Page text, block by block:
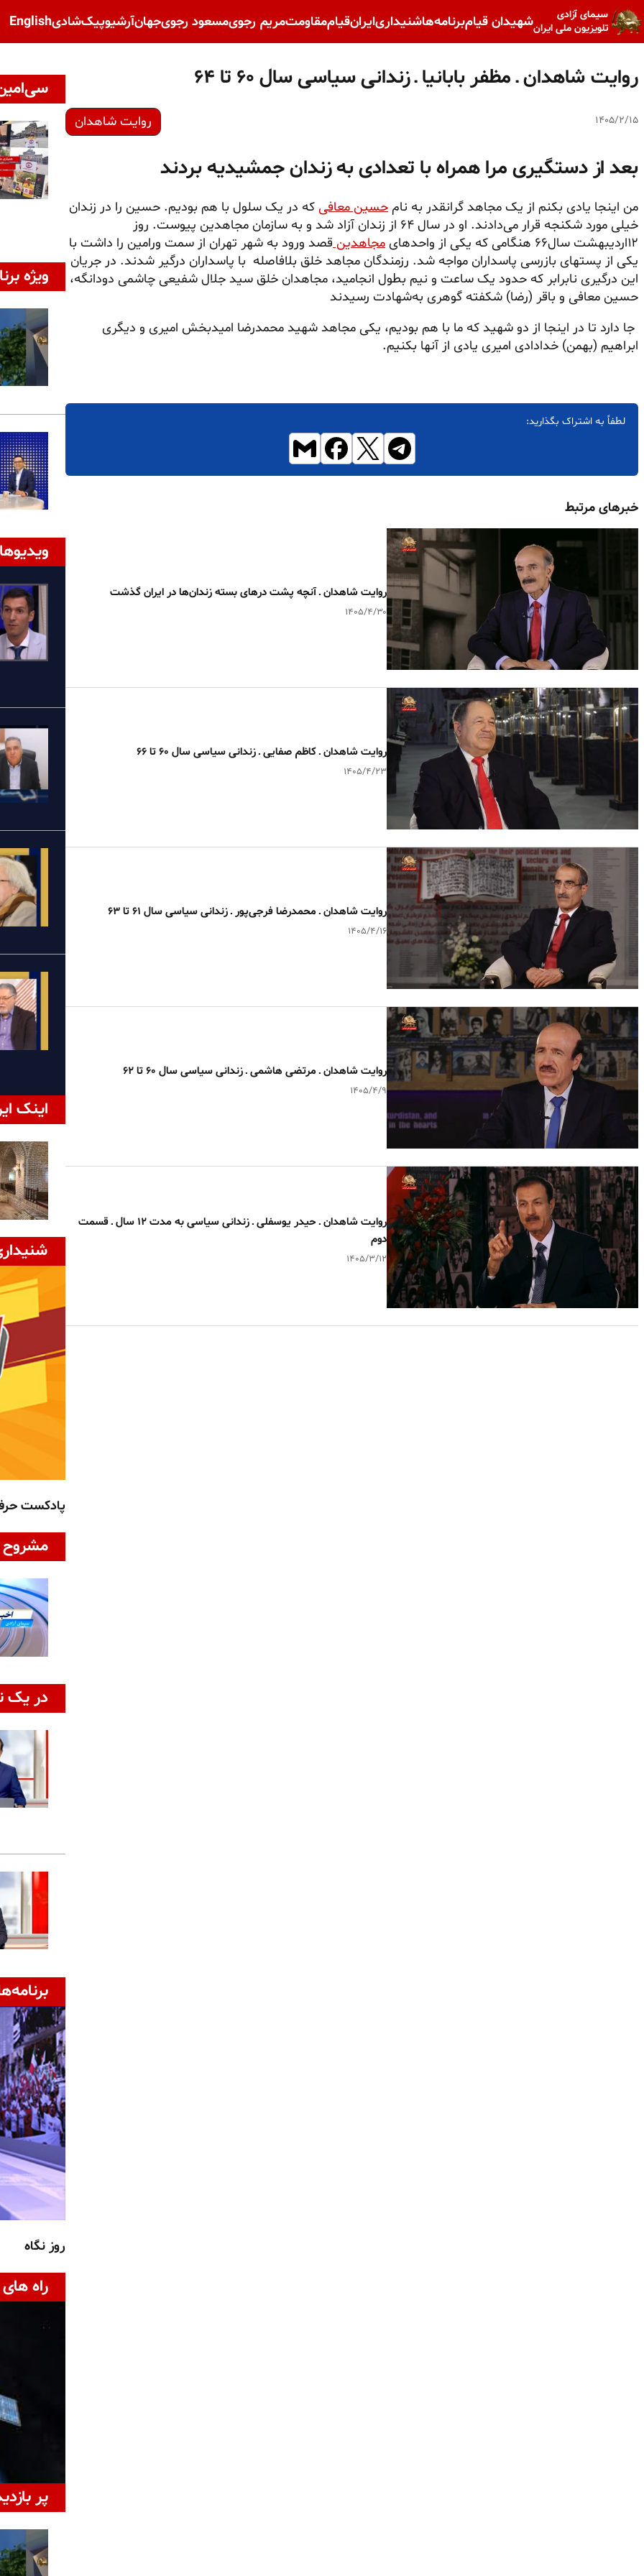
سیمای آزادی
تلویزیون ملی ایرانشهیدان قیامبرنامه‌هاشنیداریایرانقیاممقاومتمریم رجویمسعود رجویجهانآرشیوپیک‌شادیEnglish
روایت شاهدان ـ مظفر بابانیا ـ زندانی سیاسی سال ۶۰ تا ۶۴
۱۴۰۵/۲/۱۵ روایت شاهدان
بعد از دستگیری مرا همراه با تعدادی به زندان جمشیدیه بردند
من اینجا یادی بکنم از یک مجاهد گرانقدر به نام حسین معافی که در یک سلول با هم بودیم. حسین را در زندان
خیلی مورد شکنجه قرار می‌دادند. او در سال ۶۴ از زندان آزاد شد و به سازمان مجاهدین پیوست. روز
۱۲اردیبهشت سال۶۶ هنگامی که یکی از واحدهای
مجاهدینقصد ورود به شهر تهران از سمت ورامین را داشت با
یکی از پستهای بازرسی پاسداران مواجه شد. رزمندگان مجاهد خلق بلافاصله با پاسداران درگیر شدند. در جریان
این درگیری نابرابر که حدود یک ساعت و نیم بطول انجامید، مجاهدان خلق سید جلال شفیعی چاشمی دودانگه،
حسین معافی و باقر (رضا) شکفته گوهری به‌شهادت رسیدند
جا دارد تا در اینجا از دو شهید که ما با هم بودیم، یکی مجاهد شهید محمدرضا امیدبخش امیری و دیگری
ابراهیم (بهمن) خدادادی امیری یادی از آنها بکنیم.
لطفاً به اشتراک بگذارید:
خبرهای مرتبط
روایت شاهدان ـ آنچه پشت درهای بسته زندان‌ها در ایران گذشت
۱۴۰۵/۴/۳۰
روایت شاهدان ـ کاظم صفایی ـ زندانی سیاسی سال ۶۰ تا ۶۶
۱۴۰۵/۴/۲۳
روایت شاهدان ـ محمدرضا فرجی‌پور ـ زندانی سیاسی سال ۶۱ تا ۶۳
۱۴۰۵/۴/۱۶
روایت شاهدان ـ مرتضی هاشمی ـ زندانی سیاسی سال ۶۰ تا ۶۲
۱۴۰۵/۴/۹
روایت شاهدان ـ حیدر یوسفلی ـ زندانی سیاسی به مدت ۱۲ سال ـ قسمت
دوم
۱۴۰۵/۳/۱۲
ویژه
اینک
پادکست
مشروح
در یک
روز نگاه
راه
پر